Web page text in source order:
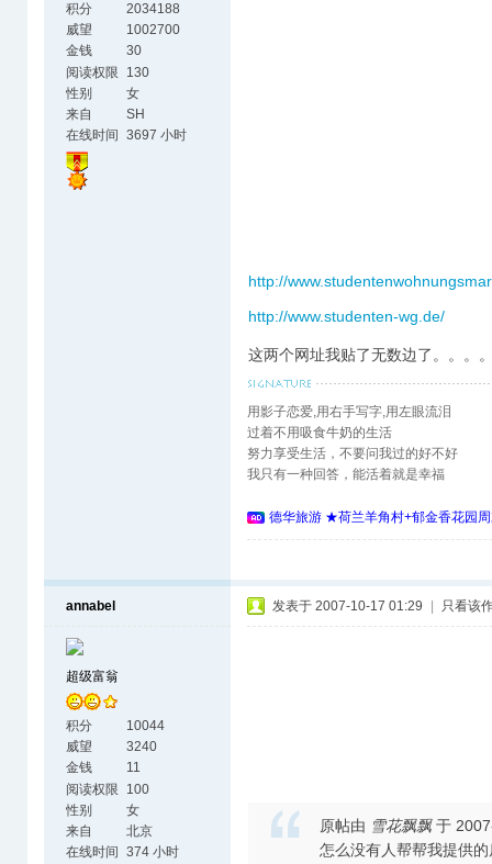
积分
2034188
威望
1002700
金钱
30
阅读权限
130
性别
女
来自
SH
在线时间
3697 小时
http://
http://www.studenten-wg.de/
这两个网址我贴了无数边了。。。
用影子恋爱,用右手写字,用左眼流泪
过着不用吸食牛奶的生活
努力享受生活，不要问我过的好不好
我只有一种回答，能活着就是幸福
德华旅游 ★荷兰羊角村+郁金香花园
annabel
超级富翁
积分
10044
威望
3240
金钱
11
阅读权限
100
性别
女
来自
北京
在线时间
374 小时
发表于 2007-10-17 01:29 只看该
原帖由 雪花飘飘于
怎么没有人帮帮我提供